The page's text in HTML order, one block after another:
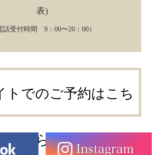
表)
話受付時間 9：00〜20：00）
トでのご予約はこち
ら